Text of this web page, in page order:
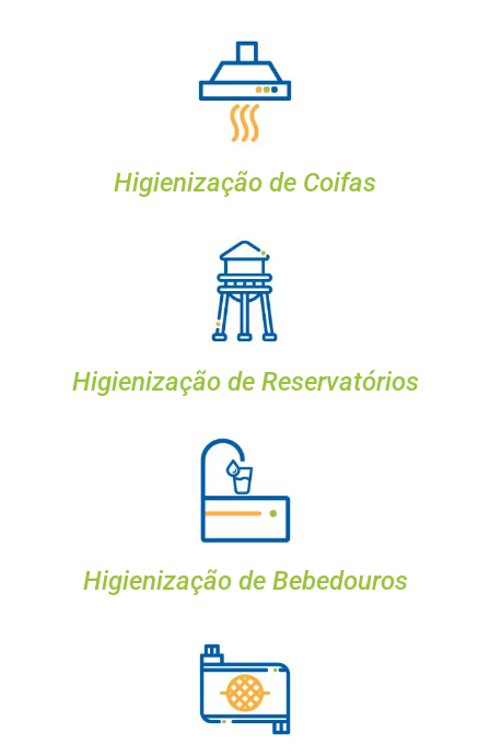
Higienização de Coifas
Higienização de Reservatórios
Higienização de Bebedouros